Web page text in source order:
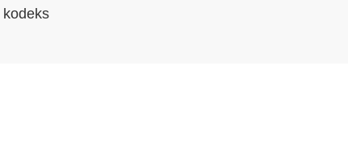
kodeks